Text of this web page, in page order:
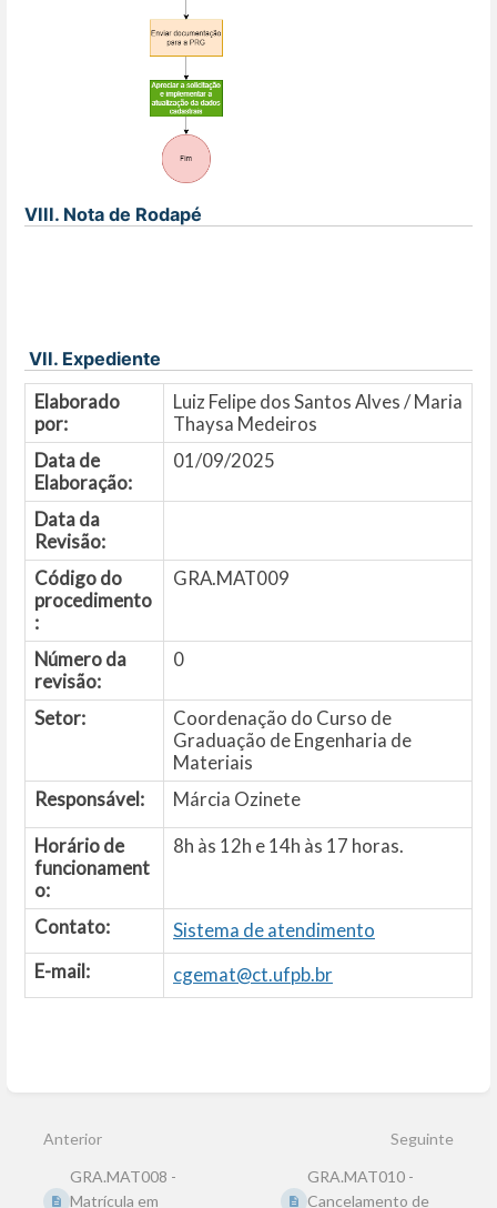
VIII. Nota de Rodapé
VII. Expediente
Elaborado
por:
Luiz Felipe dos Santos Alves / Maria
Thaysa Medeiros
Data de
Elaboração:
01/09/2025
Data da
Revisão:
Código do
procedimento
:
GRA.MAT009
Número da
revisão:
0
Setor:
Coordenação do Curso de
Graduação de Engenharia de
Materiais
Responsável:
Márcia Ozinete
Horário de
funcionament
o:
8h às 12h e 14h às 17 horas.
Contato:
Sistema de atendimento
E-mail:
cgemat@ct.ufpb.br
de
seção
Anterior
GRA.MAT008 -
Matrícula em
Seguinte
GRA.MAT010 -
Cancelamento de